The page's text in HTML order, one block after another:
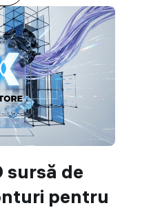
sursă de
pentru